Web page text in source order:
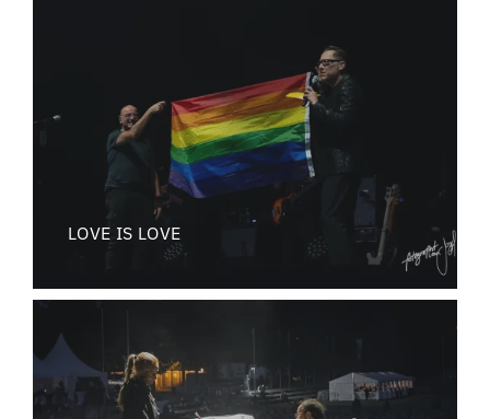
LOVE IS LOVE